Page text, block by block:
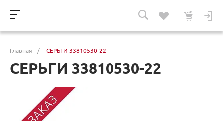
Главная / СЕРЬГИ 33810530-22
СЕРЬГИ 33810530-22